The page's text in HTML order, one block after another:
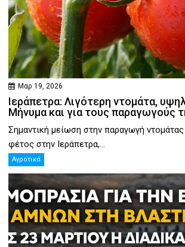
Μαρ 19, 2026
Ιεράπετρα: Λιγότερη ντομάτα,
Μήνυμα και για τους παραγωγούς
Σημαντική μείωση στην παραγωγή
φέτος στην Ιεράπετρα,...
Αγροτικά